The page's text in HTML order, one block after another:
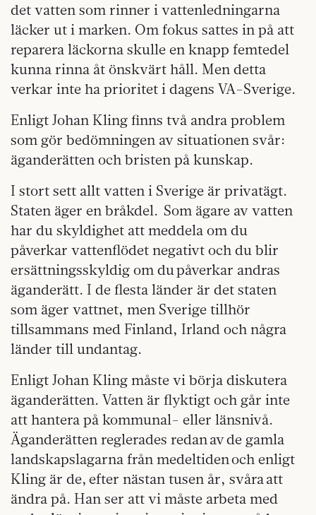
det vatten som rinner i vattenledningarna
läcker ut i marken. Om fokus sattes in på att
reparera läckorna skulle en knapp femtedel
kunna rinna åt önskvärt håll. Men detta
verkar inte ha prioritet i dagens VA-Sverige.
Enligt Johan Kling finns två andra problem
som gör bedömningen av situationen svår:
äganderätten och bristen på kunskap.
I stort sett allt vatten i Sverige är privatägt.
Staten äger en bråkdel. Som ägare av vatten
har du skyldighet att meddela om du
påverkar vattenflödet negativt och du blir
ersättningsskyldig om du påverkar andras
äganderätt. I de flesta länder är det staten
som äger vattnet, men Sverige tillhör
tillsammans med Finland, Irland och några
länder till undantag.
Enligt Johan Kling måste vi börja diskutera
äganderätten. Vatten är flyktigt och går inte
att hantera på kommunal- eller länsnivå.
Äganderätten reglerades redan av de gamla
landskapslagarna från medeltiden och enligt
Kling är de, efter nästan tusen år, svåra att
ändra på. Han ser att vi måste arbeta med